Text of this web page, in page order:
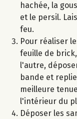
hachée, la
et le persil.
feu.
Pour réaliser
feuille de
l'autre,
bande et
meilleure
l'intérieur du
Déposer les